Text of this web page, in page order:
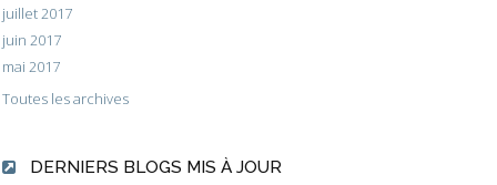
juillet 2017
juin 2017
mai 2017
Toutes les archives
DERNIERS BLOGS MIS À JOUR